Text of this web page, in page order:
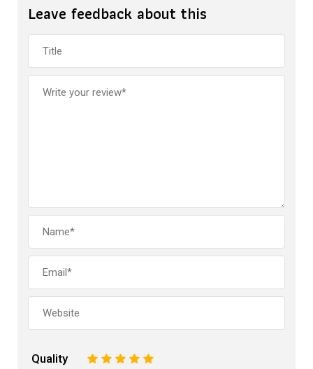
Leave feedback about this
Quality 5
4
3
2